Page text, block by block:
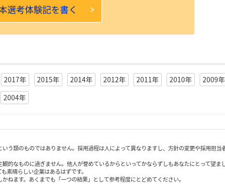
選考体験記を書く
2017年 2015年 2014年 2012年 2011年 2010年
2009年
2004年
う類のものではありません。採用過程は人によって異なりますし、方針の変更や採用担当
的なものに過ぎません。他人が誉めているからといってかならずしもあなたにとって望ま
素晴らしい企業はあるはずです。
ねます。あくまでも「一つの結果」として参考程度にとどめてください。